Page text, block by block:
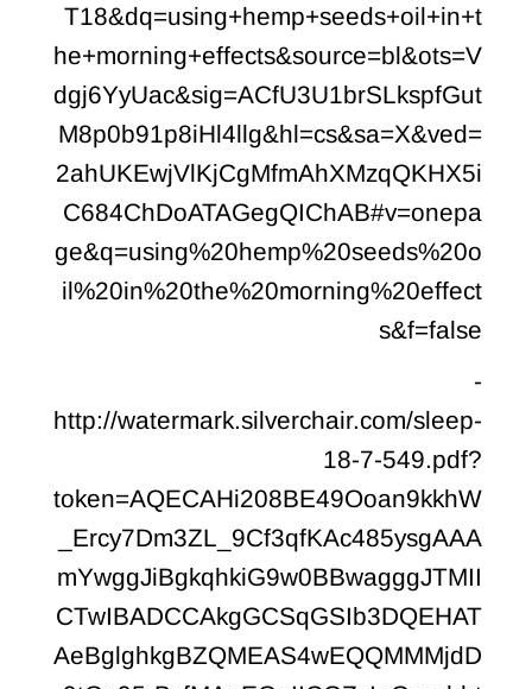
T18&dq=using+hemp+seeds+oil+in+t
he+morning+effects&source=bl&ots=V
dgj6YyUac&sig=ACfU3U1brSLkspfGut
M8p0b91p8iHl4llg&hl=cs&sa=X&ved=
2ahUKEwjVlKjCgMfmAhXMzqQKHX5i
C684ChDoATAGegQIChAB#v=onepa
ge&q=using%20hemp%20seeds%20o
il%20in%20the%20morning%20effect
s&f=false
-
http://watermark.silverchair.com/sleep-
18-7-549.pdf?
token=AQECAHi208BE49Ooan9kkhW
_Ercy7Dm3ZL_9Cf3qfKAc485ysgAAA
mYwggJiBgkqhkiG9w0BBwagggJTMII
CTwIBADCCAkgGCSqGSIb3DQEHAT
AeBglghkgBZQMEAS4wEQQMMMjdD